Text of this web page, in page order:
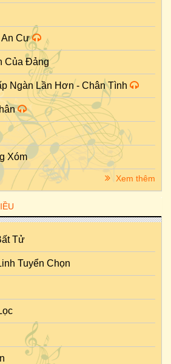
An Cư
Của Đảng
Ngàn Lần Hơn - Chân Tình
Xóm
Xem thêm
Tử
Tuyển Chọn